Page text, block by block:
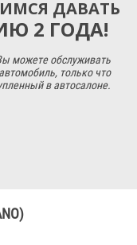
ДАВАТЬ
2 ГОДА!
можете обслуживать
только что
в автосалоне.